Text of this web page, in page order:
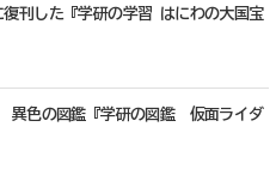
復刊した『学研の学習 はにわの大国宝
異色の図鑑『学研の図鑑 仮面ライダ